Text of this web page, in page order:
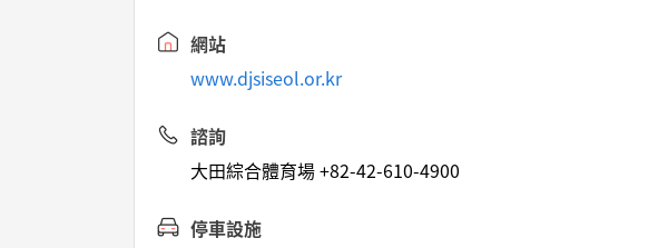
網站
www.djsiseol.or.kr
諮詢
大田綜合體育場 +82-42-610-4900
停車設施